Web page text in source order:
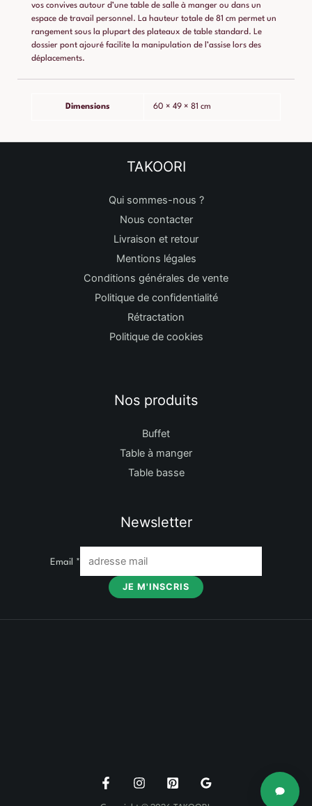
vos convives autour d’une table de salle à manger ou dans un
espace de travail personnel. La hauteur totale de 81 cm permet un
rangement sous la plupart des plateaux de table standard. Le
dossier pont ajouré facilite la manipulation de l’assise lors des
déplacements.
Dimensions 60 × 49 × 81 cm
TAKOORI
Qui sommes-nous ?
Nous contacter
Livraison et retour
Mentions légales
Conditions générales de vente
Politique de confidentialité
Rétractation
Politique de cookies
Nos produits
Buffet
Table à manger
Table basse
Newsletter
Email *
JE M'INSCRIS